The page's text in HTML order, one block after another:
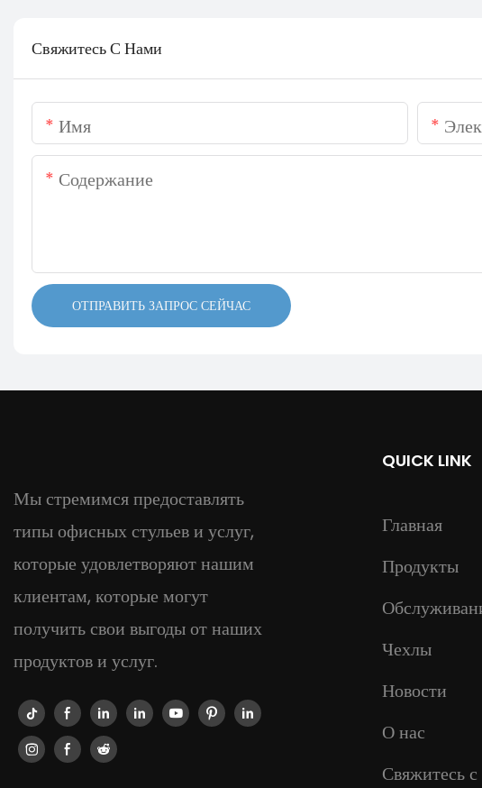
Свяжитесь С Нами
Имя
Содержание
ОТПРАВИТЬ ЗАПРОС СЕЙЧАС
Мы стремимся предоставлять
типы офисных стульев и услуг,
которые удовлетворяют нашим
клиентам, которые могут
получить свои выгоды от наших
продуктов и услуг.
QUICK LINK
Главная
Продукты
Чехлы
Новости
О нас
Свяжитесь